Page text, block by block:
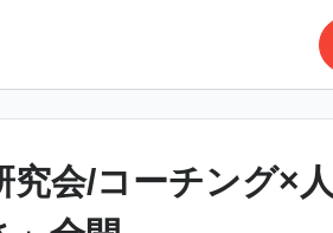
究会/コーチング×人